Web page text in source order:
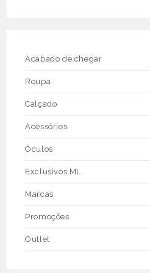
Acabado de chegar
Roupa
Calçado
Acessórios
Óculos
Exclusivos ML
Marcas
Promoções
Outlet